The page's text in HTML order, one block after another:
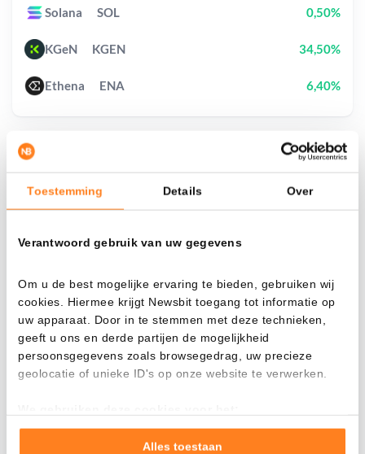
Toestemming Details Over
Verantwoord gebruik van uw gegevens
Om u de best mogelijke ervaring te bieden, gebruiken wij
cookies. Hiermee krijgt Newsbit toegang tot informatie op
uw apparaat. Door in te stemmen met deze technieken,
geeft u ons en derde partijen de mogelijkheid
persoonsgegevens zoals browsegedrag, uw precieze
geolocatie of unieke ID's op onze website te verwerken.
Goed laten functioneren van deze website
Verzamelen van gebruiksstatistieken
Alles toestaan
¿Qué pasa si…?
Mira cuánto valor tendrías hoy si hubieras
criptomonedas.
Había invertido En
Cada Desde
$
Valor total
Solana SOL 0,50%
KGeN KGEN 34,50%
Ethena ENA 6,40%